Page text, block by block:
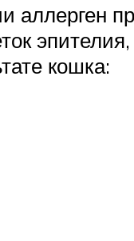
аллерген
эпителия,
кошка: